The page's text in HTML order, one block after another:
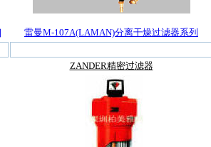
雷曼M-107A(LAMAN)分离干燥过滤器系列
ZANDER精密过滤器